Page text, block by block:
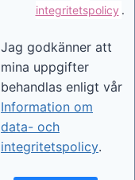
integritetspolicy .
Jag godkänner att
mina uppgifter
behandlas enligt vår
Information om
data- och
integritetspolicy.